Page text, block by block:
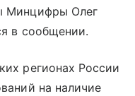
Минцифры Олег
в сообщении.
регионах России
на наличие